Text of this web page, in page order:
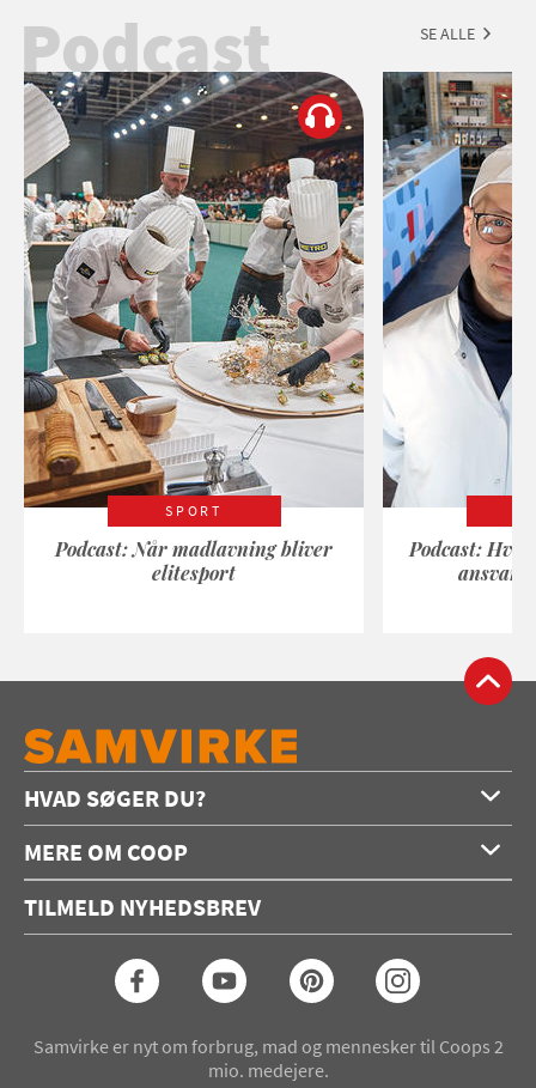
Podcast SE ALLE
SPORT
Podcast: Når madlavning bliver
elitesport
Podcast:
HVAD SØGER DU?
Opskrifter
Konkurrencer
Seneste Samvirke-magasin
MERE OM COOP
Annoncering
Coop medlem
TILMELD NYHEDSBREV
Samvirke er nyt om forbrug, mad og mennesker til Coops 2
mio. medejere.